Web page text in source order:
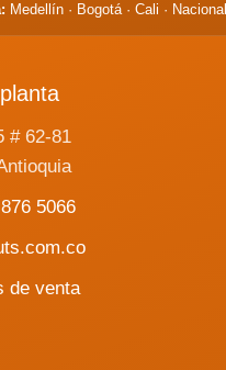
Medellín · Bogotá · Cali · Nacional
# 62-81
5066
de venta